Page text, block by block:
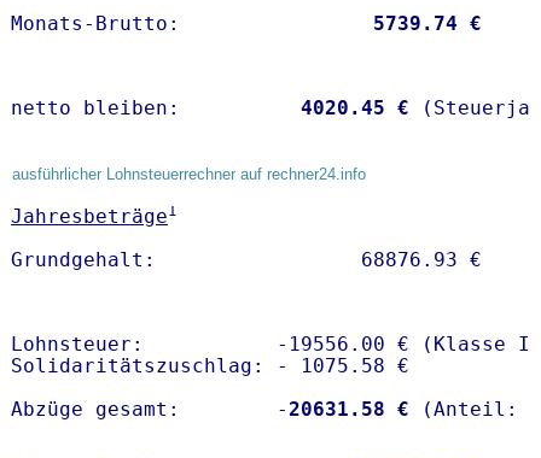
Monats-Brutto: 5739.74 €
netto bleiben: 4020.45 €
ausführlicher Lohnsteuerrechner auf rechner24.info
Jahresbeträge1
Lohnsteuer:           -19556.00 € (Klasse I)
Solidaritätszuschlag: - 1075.58 €
Abzüge gesamt:        -20631.58 €